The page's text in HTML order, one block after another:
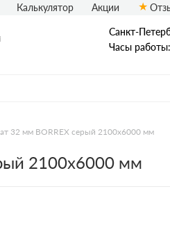
Санкт-
Часы
Калькулятор Акции
32 мм BORREX серый 2100х6000 мм
2100х6000 мм